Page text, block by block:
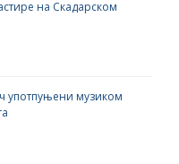
на Скадарском
употпуњени музиком